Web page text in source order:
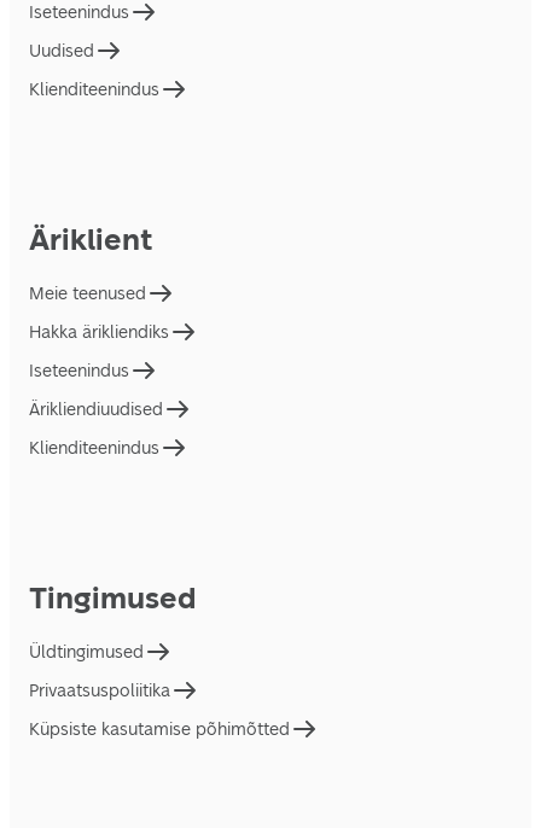
Iseteenindus
Uudised
Klienditeenindus
Äriklient
Meie teenused
Hakka ärikliendiks
Iseteenindus
Ärikliendiuudised
Klienditeenindus
Tingimused
Üldtingimused
Privaatsuspoliitika
Küpsiste kasutamise põhimõtted